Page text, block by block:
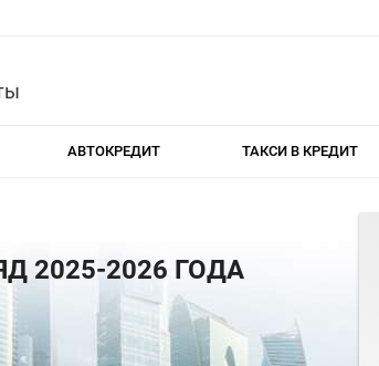
АВТОКРЕДИТ ТАКСИ В КРЕДИТ
2025-2026 ГОДА